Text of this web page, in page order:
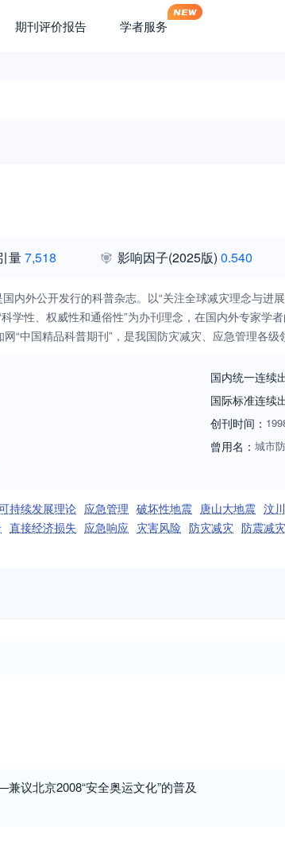
期刊评价报告 学者服务
量7,518 影响因子(2025版) 0.540
国内外公开发行的科普杂志。以“关注全球减灾理念与
学性、权威性和通俗性”为办刊理念，在国内外专家
“中国精品科普期刊”，是我国防灾减灾、应急管理各级
国内统一连续
国际标准连续
创刊时间：
曾用名： 城市
持续发展理论 应急管理 破坏性地震 唐山大地震 汶
直接经济损失 应急响应 灾害风险 防灾减灾 防震减灾
议北京2008“安全奥运文化”的普及